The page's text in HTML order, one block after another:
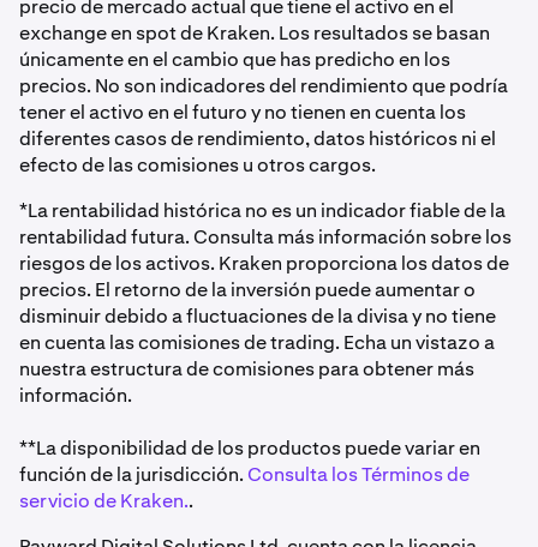
precio de mercado actual que tiene el activo en el
exchange en spot de Kraken. Los resultados se basan
únicamente en el cambio que has predicho en los
precios. No son indicadores del rendimiento que podría
tener el activo en el futuro y no tienen en cuenta los
diferentes casos de rendimiento, datos históricos ni el
efecto de las comisiones u otros cargos.
*La rentabilidad histórica no es un indicador fiable de la
rentabilidad futura. Consulta más información sobre los
riesgos de los activos. Kraken proporciona los datos de
precios. El retorno de la inversión puede aumentar o
disminuir debido a fluctuaciones de la divisa y no tiene
en cuenta las comisiones de trading. Echa un vistazo a
nuestra estructura de comisiones para obtener más
información.
**La disponibilidad de los productos puede variar en
función de la jurisdicción. Consulta los Términos de
servicio de Kraken..